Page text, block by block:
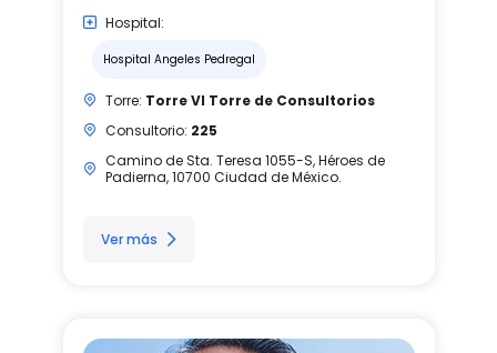
Hospital:
Hospital Angeles Pedregal
Torre: Torre VI Torre de Consultorios
Consultorio: 225
Camino de Sta. Teresa 1055-S, Héroes de
Padierna, 10700 Ciudad de México.
Ver más